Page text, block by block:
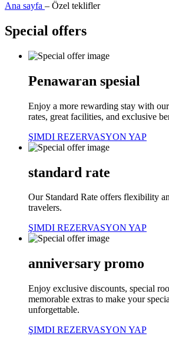
Ana sayfa – Özel teklifler
Special offers
Penawaran spesial
Enjoy a more rewarding stay with
rates, great facilities, and exclusive
ŞIMDI REZERVASYON YAP
standard rate
Our Standard Rate offers flexibility
travelers.
ŞIMDI REZERVASYON YAP
anniversary promo
Enjoy exclusive discounts, special
memorable extras to make your
unforgettable.
ŞIMDI REZERVASYON YAP